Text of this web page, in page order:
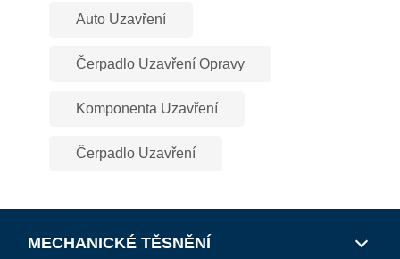
Auto Uzavření
Čerpadlo Uzavření Opravy
Komponenta Uzavření
Čerpadlo Uzavření
MECHANICKÉ TĚSNĚNÍ